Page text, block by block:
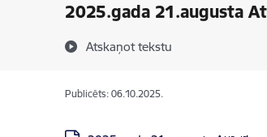
2025.gada 21.augusta
Atskaņot tekstu
Publicēts: 06.10.2025.